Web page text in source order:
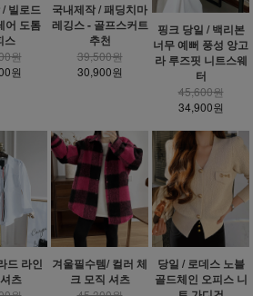
빌로드
어 도톰
스
원
원
국내제작 / 패딩치마
레깅스 - 골프스커트
추천
39,500원
30,900원
핑크 당일 / 백리본
너무 예뻐 풍성 앙고
라 루즈핏 니트스웨
터
45,600원
34,900원
드 라인
츠
겨울필수템/ 컬러 체
크 모직 셔츠
당일 / 로데스 노블
골드체인 오피스 니